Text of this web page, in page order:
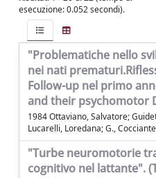
esecuzione: 0.052 secondi).
"Problematiche nello
nei nati
Follow-up nel primo
and their psychomotor
1984 Ottaviano, Salvatore;
Lucarelli, Loredana; G., Cocciante
"Turbe neuromotorie
cognitivo nel lattante".